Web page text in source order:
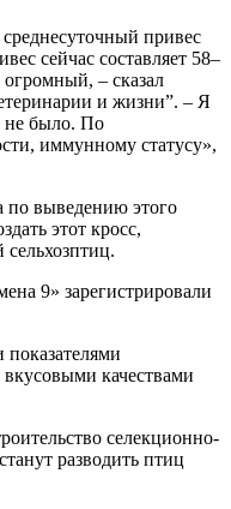
привес
сейчас составляет 58–
– сказал
и жизни”. – Я
не было. По
иммунному статусу»,
по выведению этого
этот кросс,
9» зарегистрировали
качествами
селекционно-
разводить птиц